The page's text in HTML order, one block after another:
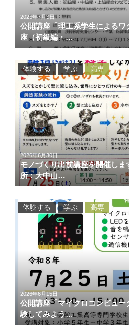
2026年7月3日
公開講座「理工系学生による
座（初級編・…
2026年6月30日
モノづくり出前講座を開催しま
所：大中山…
体験する 学ぶ 高専
2026年6月15日
公開講座「マイクロコンピュ
験してみよう…
体験する 学ぶ 高専